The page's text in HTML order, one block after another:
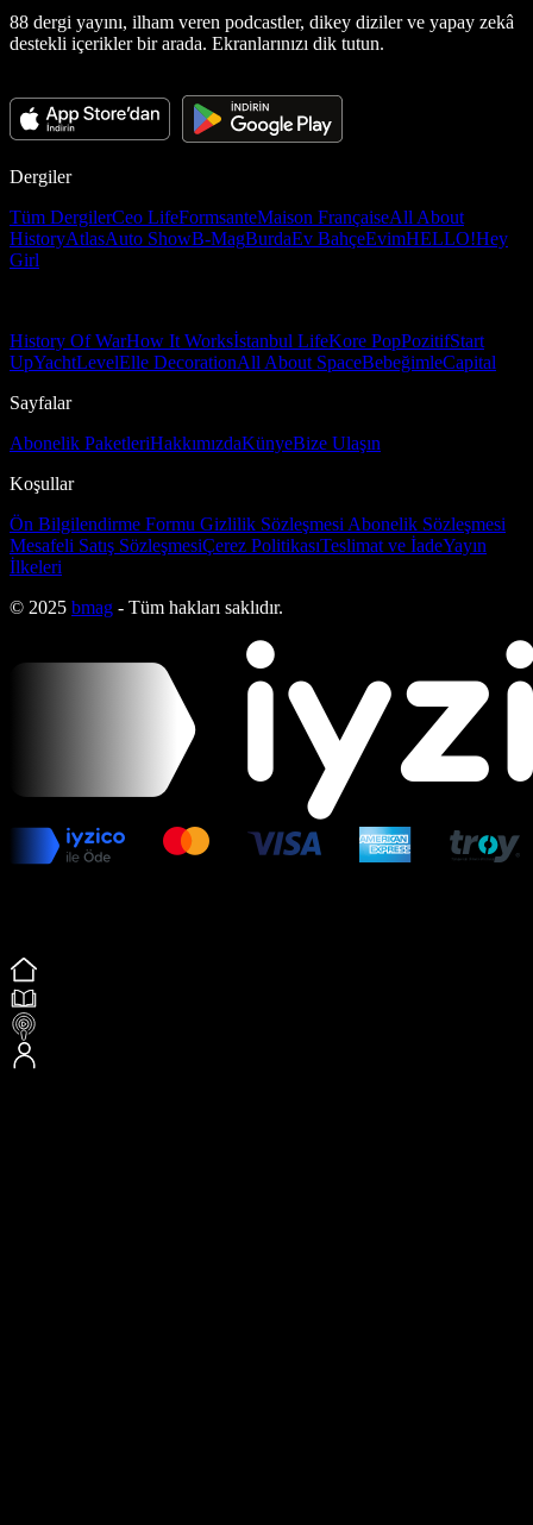
88 dergi yayını, ilham veren podcastler, dikey diziler ve yapay zekâ
destekli içerikler bir arada. Ekranlarınızı dik tutun.
Dergiler
Tüm DergilerCeo LifeFormsanteMaison FrançaiseAll About
HistoryAtlasAuto ShowB-MagBurdaEv BahçeEvimHELLO!Hey
Girl
History Of WarHow It Worksİstanbul LifeKore PopPozitifStart
UpYachtLevelElle DecorationAll About SpaceBebeğimleCapital
Sayfalar
Abonelik PaketleriHakkımızdaKünyeBize Ulaşın
Koşullar
Ön Bilgilendirme Formu Gizlilik Sözleşmesi Abonelik Sözleşmesi
Mesafeli Satış SözleşmesiÇerez PolitikasıTeslimat ve İadeYayın
İlkeleri
© 2025 bmag - Tüm hakları saklıdır.